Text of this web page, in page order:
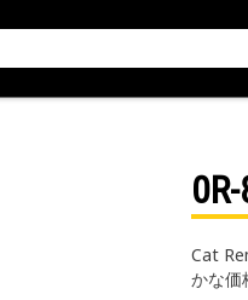
Cat
かな価